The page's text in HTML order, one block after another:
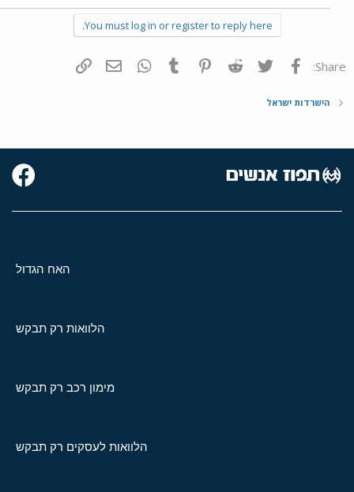
You must log in or register to reply here.
Share: פייסבוק Twitter
Reddit
Pinterest
Tumblr
WhatsAppדואר אלקטרוני
הישרדות ישראל
האח הגדול
הלוואות רק תבקש
מימון רכב רק תבקש
הלוואות לעסקים רק תבקש